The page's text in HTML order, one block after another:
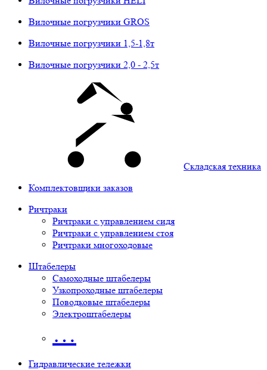
Вилочные погрузчики GROS
Вилочные погрузчики 1,5-1,8т
Вилочные погрузчики 2,0 - 2,5т
Складская техника
Комплектовщики заказов
Ричтраки
Ричтраки с управлением сидя
Ричтраки с управлением стоя
Ричтраки многоходовые
Штабелеры
Самоходные штабелеры
Узкопроходные штабелеры
Поводковые штабелеры
Электроштабелеры
…
Гидравлические тележки